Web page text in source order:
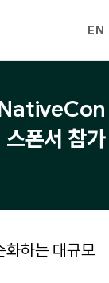
EN
폰서 참가
화하는 대규모